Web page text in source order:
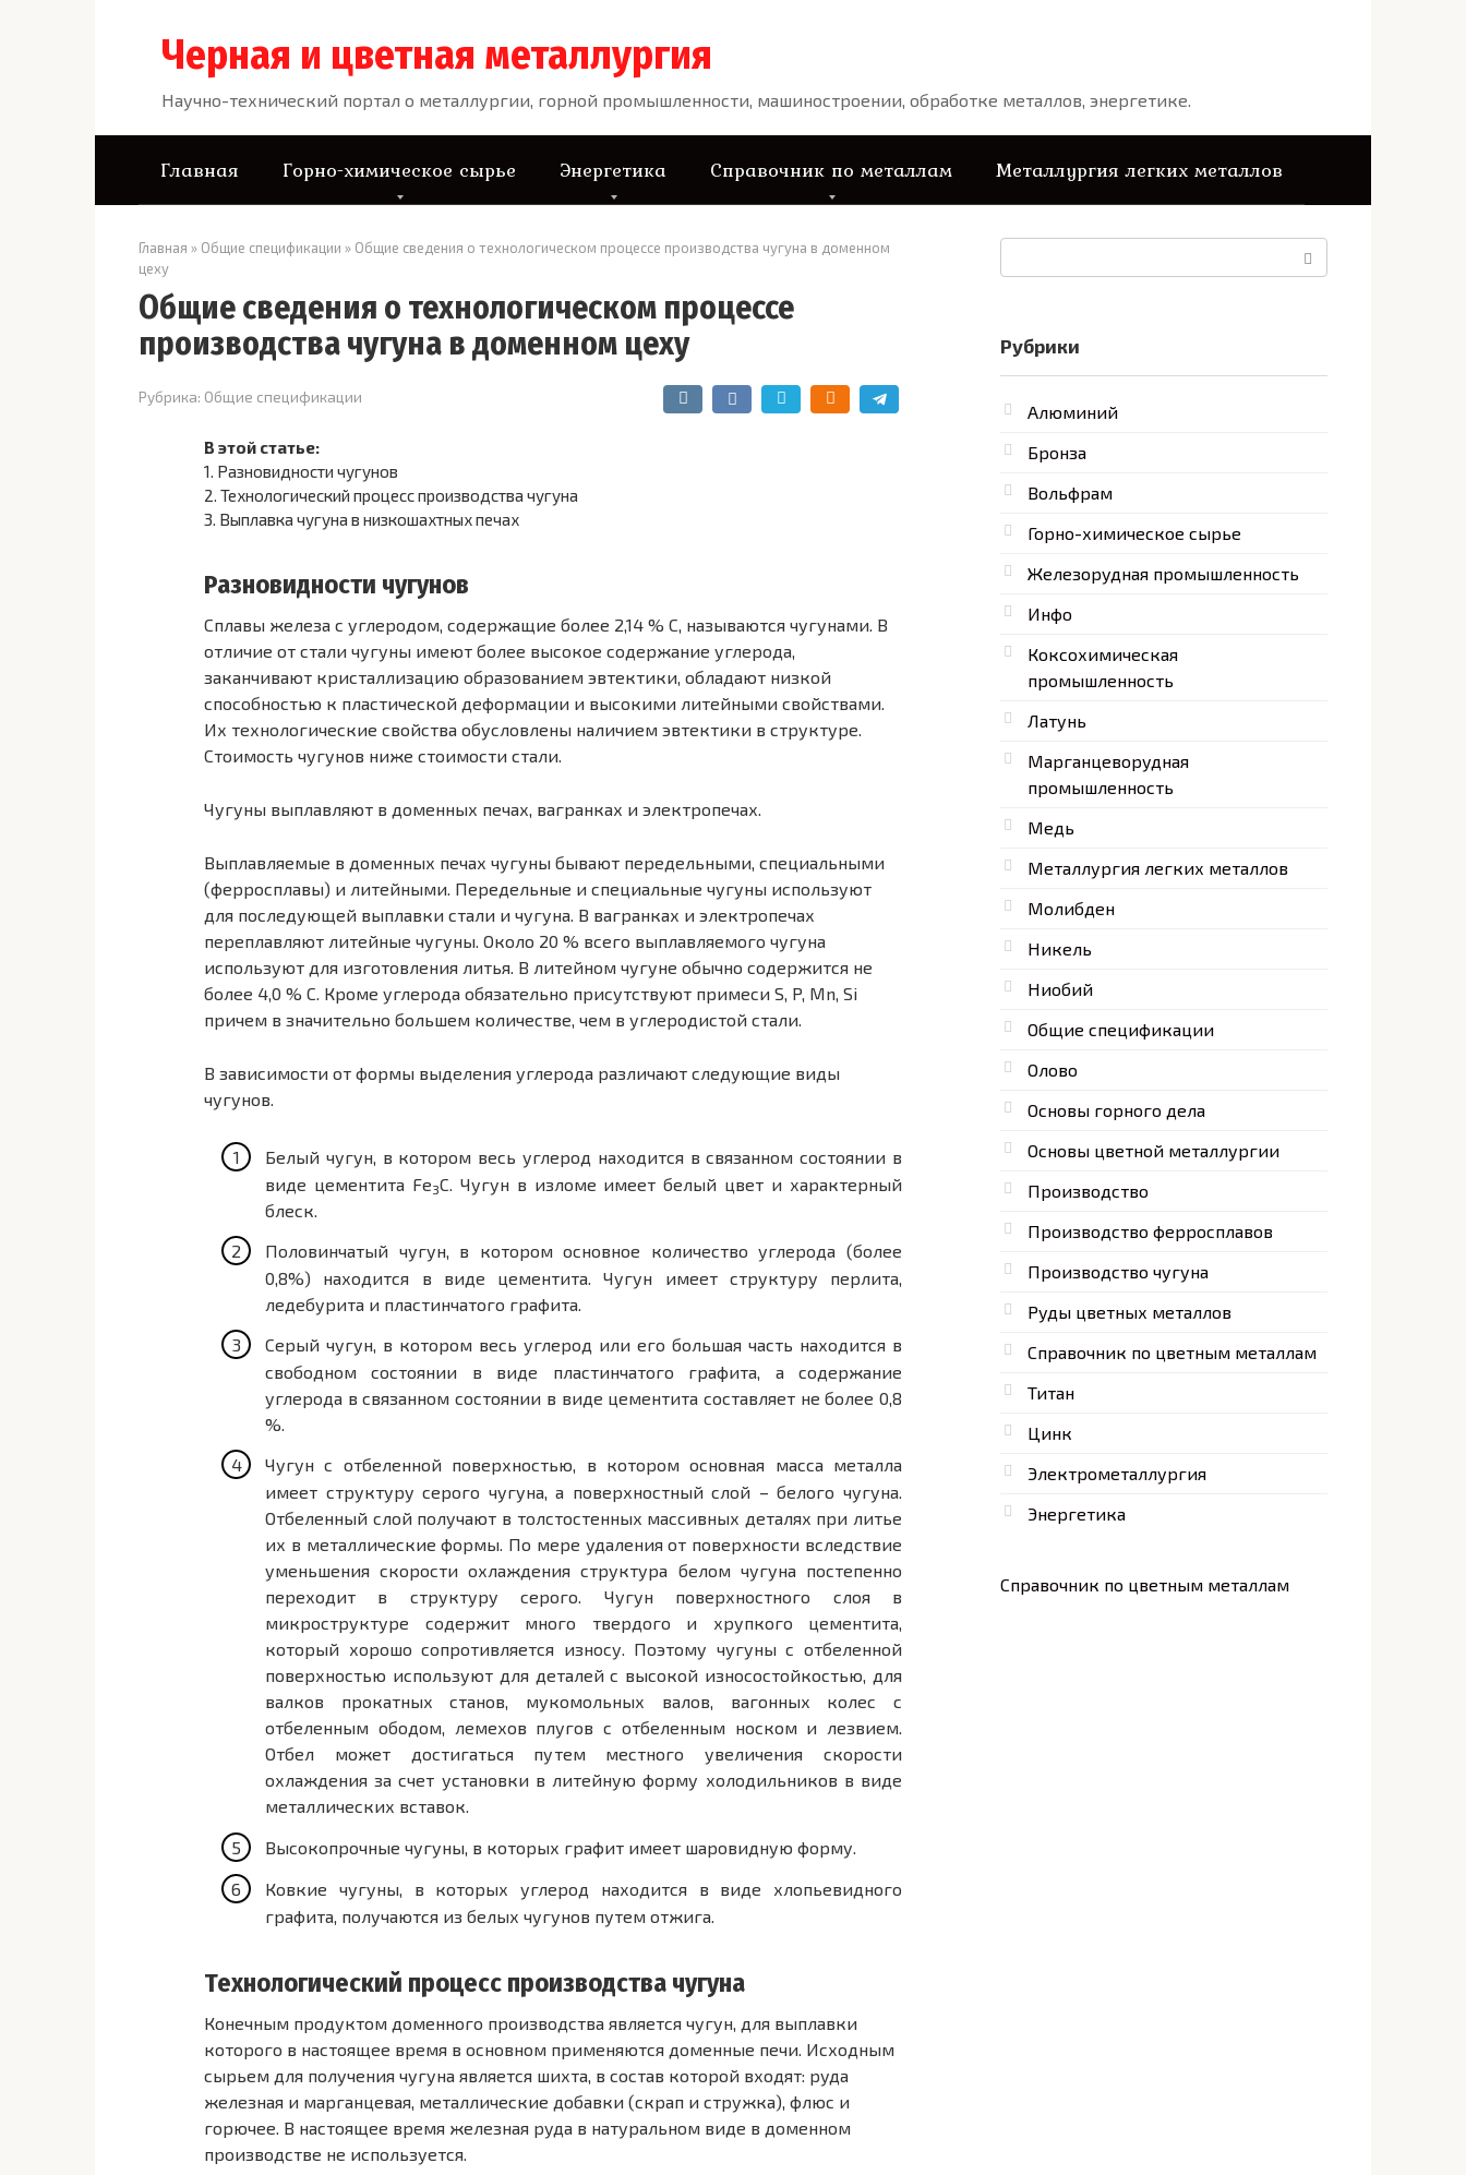
Черная и цветная металлургия
Научно-технический портал о металлургии, горной промышленности, машиностроении, обработке металлов, энергетике.
Главная Горно-химическое сырье Энергетика Справочник по металлам Металлургия легких металлов
Главная » Общие спецификации » Общие сведения о технологическом процессе производства чугуна в доменном
цеху
Общие сведения о технологическом процессе
производства чугуна в доменном цеху
Рубрика: Общие спецификации
В этой статье:
1. Разновидности чугунов
2. Технологический процесс производства чугуна
3. Выплавка чугуна в низкошахтных печах
Разновидности чугунов
Сплавы железа с углеродом, содержащие более 2,14 % С, называются чугунами. В
отличие от стали чугуны имеют более высокое содержание углерода,
заканчивают кристаллизацию образованием эвтектики, обладают низкой
способностью к пластической деформации и высокими литейными свойствами.
Их технологические свойства обусловлены наличием эвтектики в структуре.
Стоимость чугунов ниже стоимости стали.
Чугуны выплавляют в доменных печах, вагранках и электропечах.
Выплавляемые в доменных печах чугуны бывают передельными, специальными
(ферросплавы) и литейными. Передельные и специальные чугуны используют
для последующей выплавки стали и чугуна. В вагранках и электропечах
переплавляют литейные чугуны. Около 20 % всего выплавляемого чугуна
используют для изготовления литья. В литейном чугуне обычно содержится не
более 4,0 % С. Кроме углерода обязательно присутствуют примеси S, P, Mn, Si
причем в значительно большем количестве, чем в углеродистой стали.
В зависимости от формы выделения углерода различают следующие виды
чугунов.
Белый чугун, в котором весь углерод находится в связанном состоянии в
виде цементита Fe3С. Чугун в изломе имеет белый цвет и характерный
блеск.
Половинчатый чугун, в котором основное количество углерода (более
0,8%) находится в виде цементита. Чугун имеет структуру перлита,
ледебурита и пластинчатого графита.
Серый чугун, в котором весь углерод или его большая часть находится в
свободном состоянии в виде пластинчатого графита, а содержание
углерода в связанном состоянии в виде цементита составляет не более 0,8
%.
Чугун с отбеленной поверхностью, в котором основная масса металла
имеет структуру серого чугуна, а поверхностный слой – белого чугуна.
Отбеленный слой получают в толстостенных массивных деталях при литье
их в металлические формы. По мере удаления от поверхности вследствие
уменьшения скорости охлаждения структура белом чугуна постепенно
переходит в структуру серого. Чугун поверхностного слоя в
микроструктуре содержит много твердого и хрупкого цементита,
который хорошо сопротивляется износу. Поэтому чугуны с отбеленной
поверхностью используют для деталей с высокой износостойкостью, для
валков прокатных станов, мукомольных валов, вагонных колес с
отбеленным ободом, лемехов плугов с отбеленным носком и лезвием.
Отбел может достигаться путем местного увеличения скорости
охлаждения за счет установки в литейную форму холодильников в виде
металлических вставок.
Высокопрочные чугуны, в которых графит имеет шаровидную форму.
Ковкие чугуны, в которых углерод находится в виде хлопьевидного
графита, получаются из белых чугунов путем отжига.
Технологический процесс производства чугуна
Конечным продуктом доменного производства является чугун, для выплавки
которого в настоящее время в основном применяются доменные печи. Исходным
сырьем для получения чугуна является шихта, в состав которой входят: руда
железная и марганцевая, металлические добавки (скрап и стружка), флюс и
горючее. В настоящее время железная руда в натуральном виде в доменном
производстве не используется.
Рубрики
Алюминий
Бронза
Вольфрам
Горно-химическое сырье
Железорудная промышленность
Инфо
Коксохимическая
промышленность
Латунь
Марганцеворудная
промышленность
Медь
Металлургия легких металлов
Молибден
Никель
Ниобий
Общие спецификации
Олово
Основы горного дела
Основы цветной металлургии
Производство
Производство ферросплавов
Производство чугуна
Руды цветных металлов
Справочник по цветным металлам
Титан
Цинк
Электрометаллургия
Энергетика
Справочник по цветным металлам